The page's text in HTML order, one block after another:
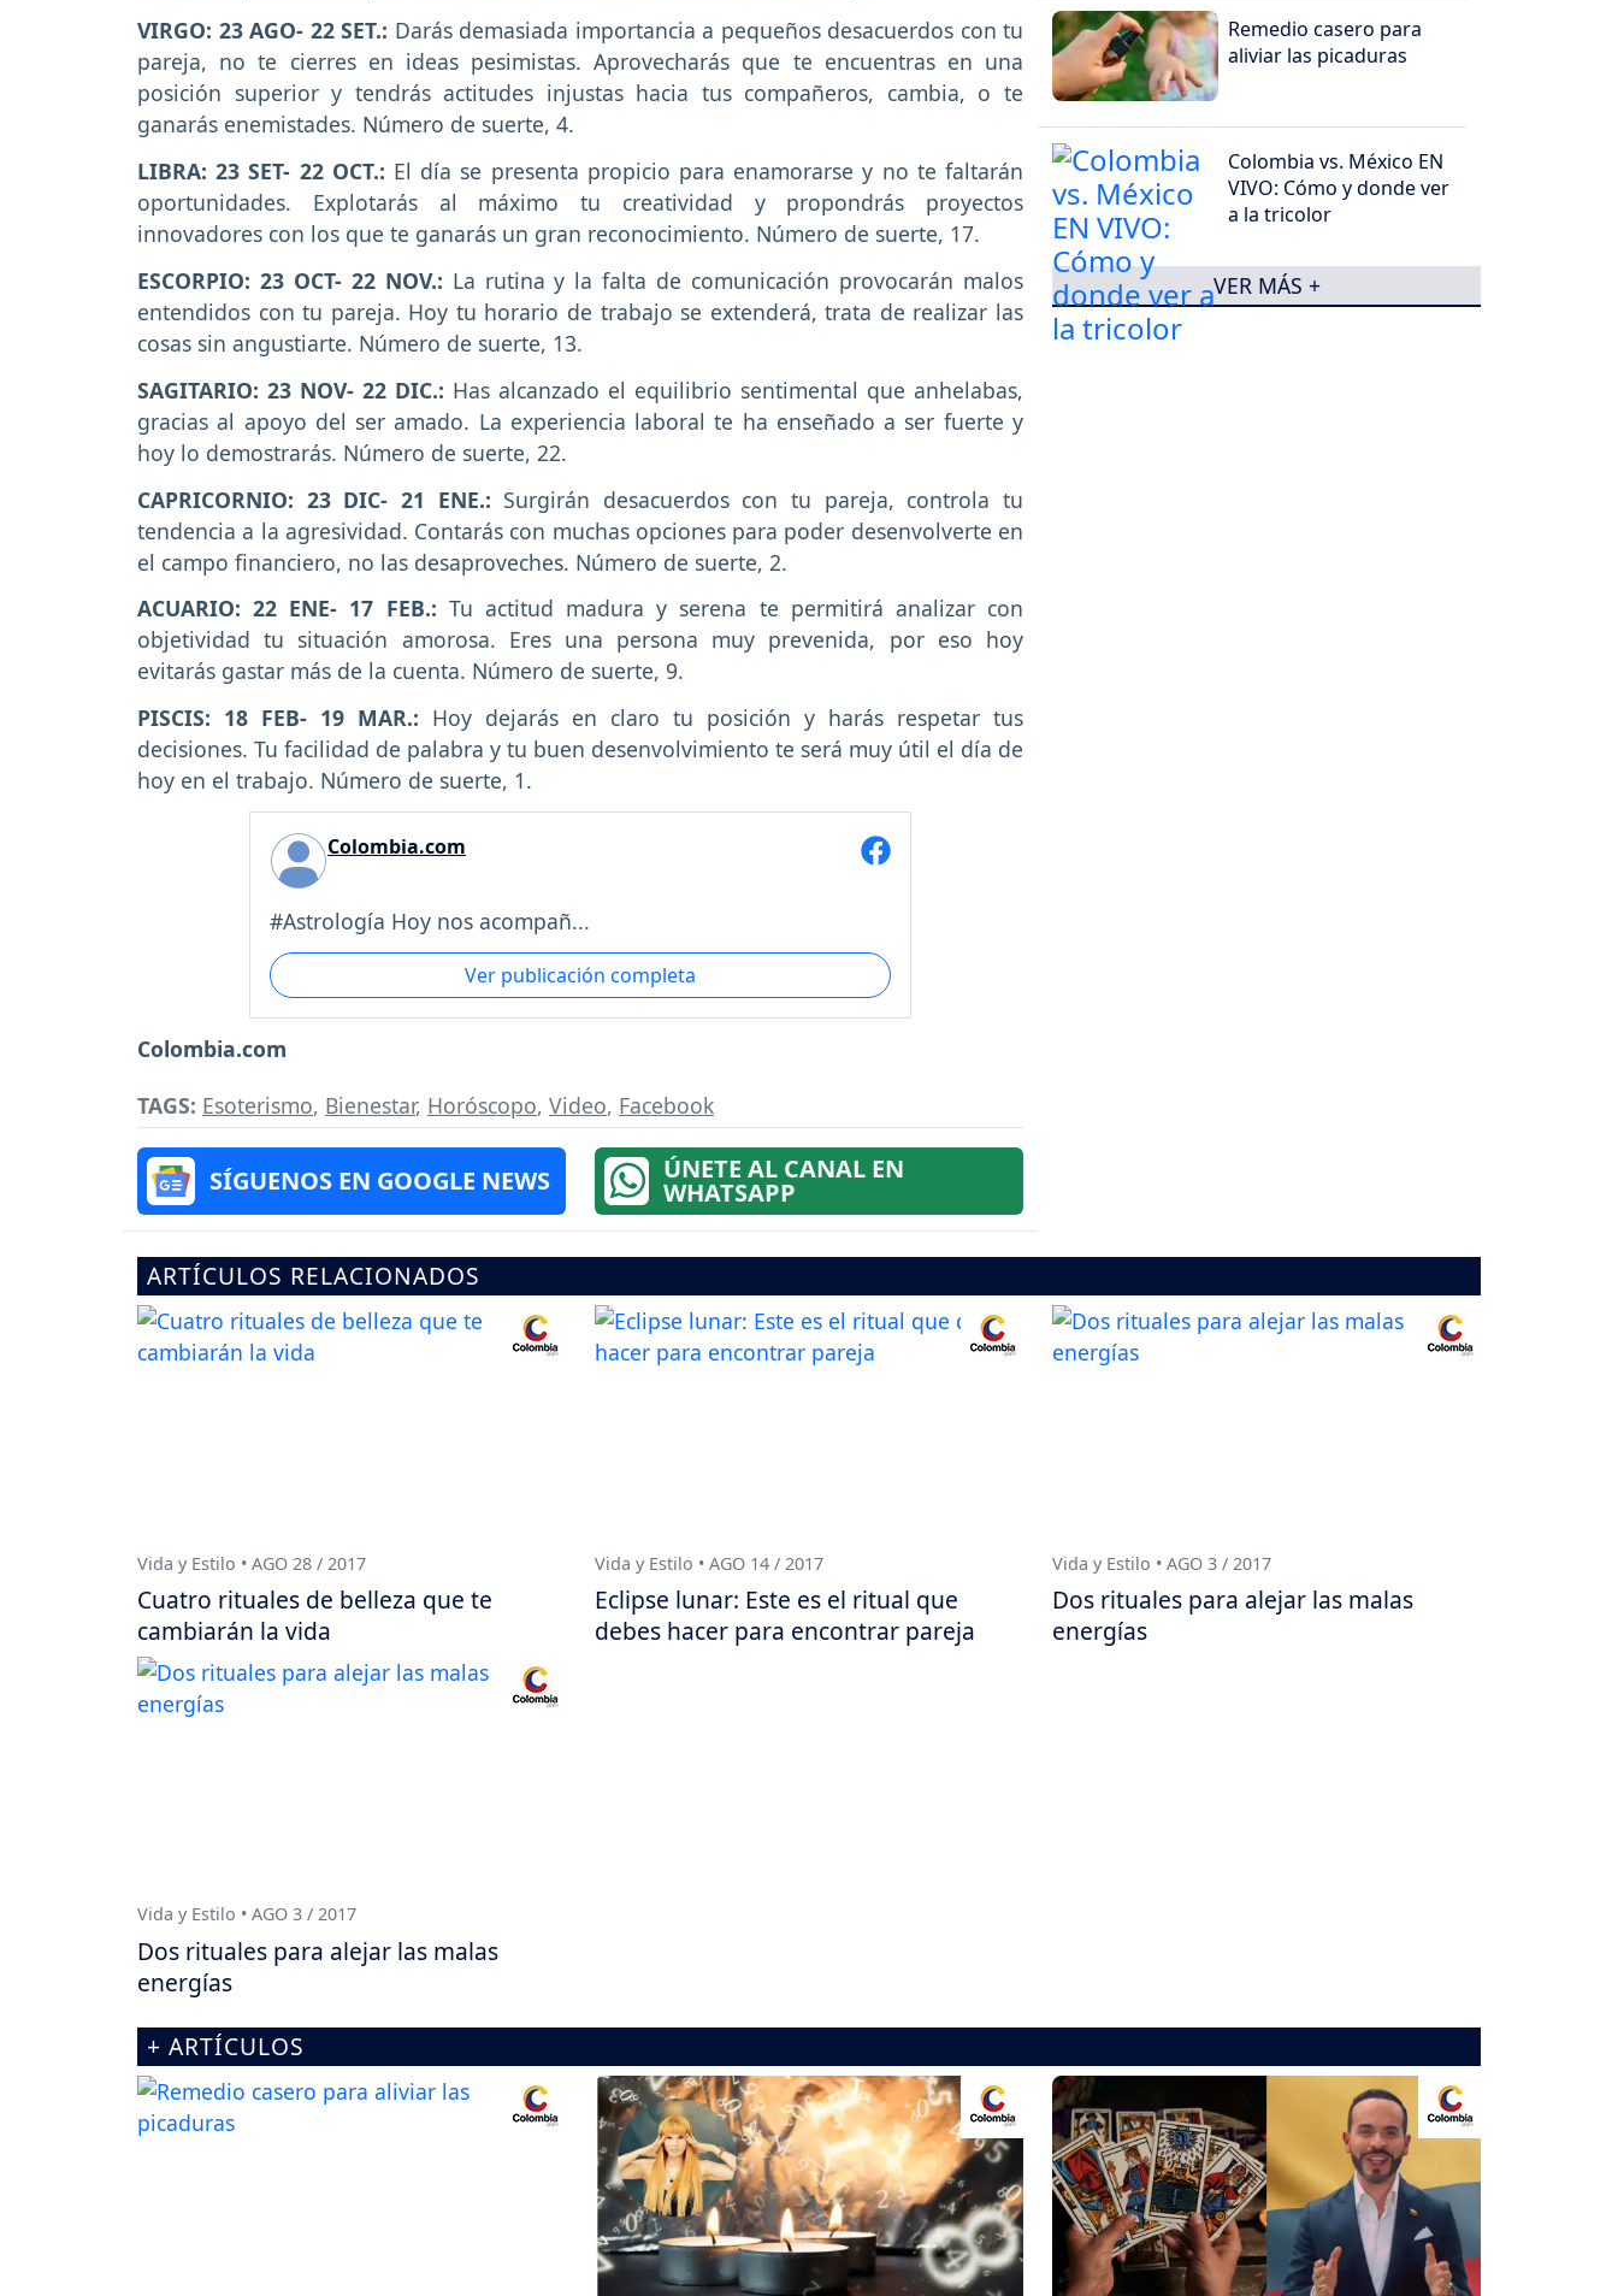
VIRGO: 23 AGO- 22 SET.: Darás demasiada importancia a pequeños desacuerdos con tu
pareja, no te cierres en ideas pesimistas. Aprovecharás que te encuentras en una
posición superior y tendrás actitudes injustas hacia tus compañeros, cambia, o te
ganarás enemistades. Número de suerte, 4.
LIBRA: 23 SET- 22 OCT.: El día se presenta propicio para enamorarse y no te faltarán
oportunidades. Explotarás al máximo tu creatividad y propondrás proyectos
innovadores con los que te ganarás un gran reconocimiento. Número de suerte, 17.
ESCORPIO: 23 OCT- 22 NOV.: La rutina y la falta de comunicación provocarán malos
entendidos con tu pareja. Hoy tu horario de trabajo se extenderá, trata de realizar las
cosas sin angustiarte. Número de suerte, 13.
SAGITARIO: 23 NOV- 22 DIC.: Has alcanzado el equilibrio sentimental que anhelabas,
gracias al apoyo del ser amado. La experiencia laboral te ha enseñado a ser fuerte y
hoy lo demostrarás. Número de suerte, 22.
CAPRICORNIO: 23 DIC- 21 ENE.: Surgirán desacuerdos con tu pareja, controla tu
tendencia a la agresividad. Contarás con muchas opciones para poder desenvolverte en
el campo financiero, no las desaproveches. Número de suerte, 2.
ACUARIO: 22 ENE- 17 FEB.: Tu actitud madura y serena te permitirá analizar con
objetividad tu situación amorosa. Eres una persona muy prevenida, por eso hoy
evitarás gastar más de la cuenta. Número de suerte, 9.
PISCIS: 18 FEB- 19 MAR.: Hoy dejarás en claro tu posición y harás respetar tus
decisiones. Tu facilidad de palabra y tu buen desenvolvimiento te será muy útil el día de
hoy en el trabajo. Número de suerte, 1.
Colombia.com
#Astrología Hoy nos acompañ...
Ver publicación completa
Colombia.com
TAGS: Esoterismo, Bienestar, Horóscopo, Video, Facebook
SÍGUENOS EN GOOGLE NEWS ÚNETE AL CANAL EN
WHATSAPP
Remedio casero para
aliviar las picaduras
Colombia vs. México EN
VIVO: Cómo y donde ver
a la tricolor
VER MÁS +
ARTÍCULOS RELACIONADOS
Vida y Estilo • AGO 28 / 2017
Cuatro rituales de belleza que te
cambiarán la vida
Vida y Estilo • AGO 14 / 2017
Eclipse lunar: Este es el ritual que
debes hacer para encontrar pareja
Vida y Estilo • AGO 3 / 2017
Dos rituales para alejar las malas
energías
Vida y Estilo • AGO 3 / 2017
Dos rituales para alejar las malas
energías
+ ARTÍCULOS